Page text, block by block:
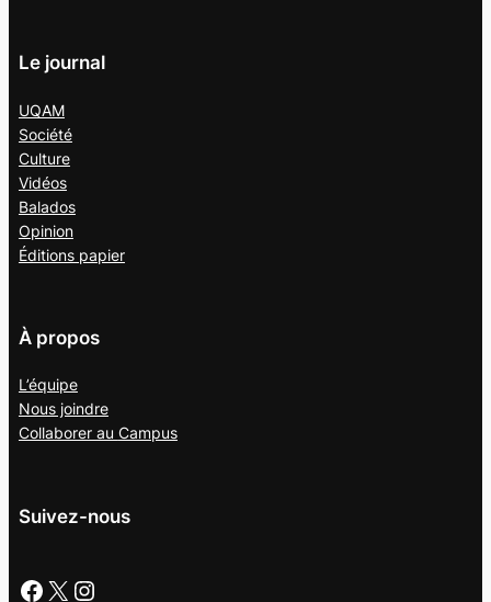
Le journal
UQAM
Société
Culture
Vidéos
Balados
Opinion
Éditions papier
À propos
L’équipe
Nous joindre
Collaborer au Campus
Suivez-nous
Facebook X Instagram